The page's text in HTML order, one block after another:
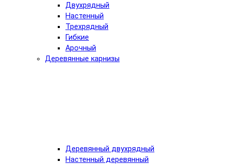
Двухрядный
Настенный
Трехрядный
Гибкие
Арочный
Деревянные карнизы
Деревянный двухрядный
Настенный деревянный